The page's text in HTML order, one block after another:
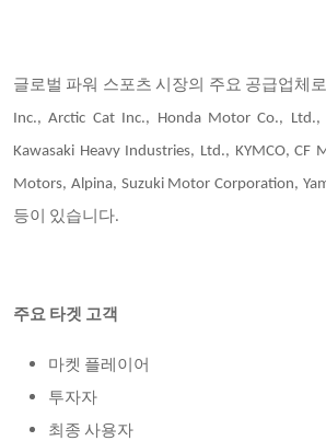
글로벌 파워 스포츠 시장의 주요 공급업체로
Inc., Arctic Cat Inc., Honda Motor Co., Ltd.,
Kawasaki Heavy Industries, Ltd., KYMCO, CF
Motors, Alpina, Suzuki Motor Corporation,
등이 있습니다.
주요 타겟 고객
마켓 플레이어
투자자
최종 사용자